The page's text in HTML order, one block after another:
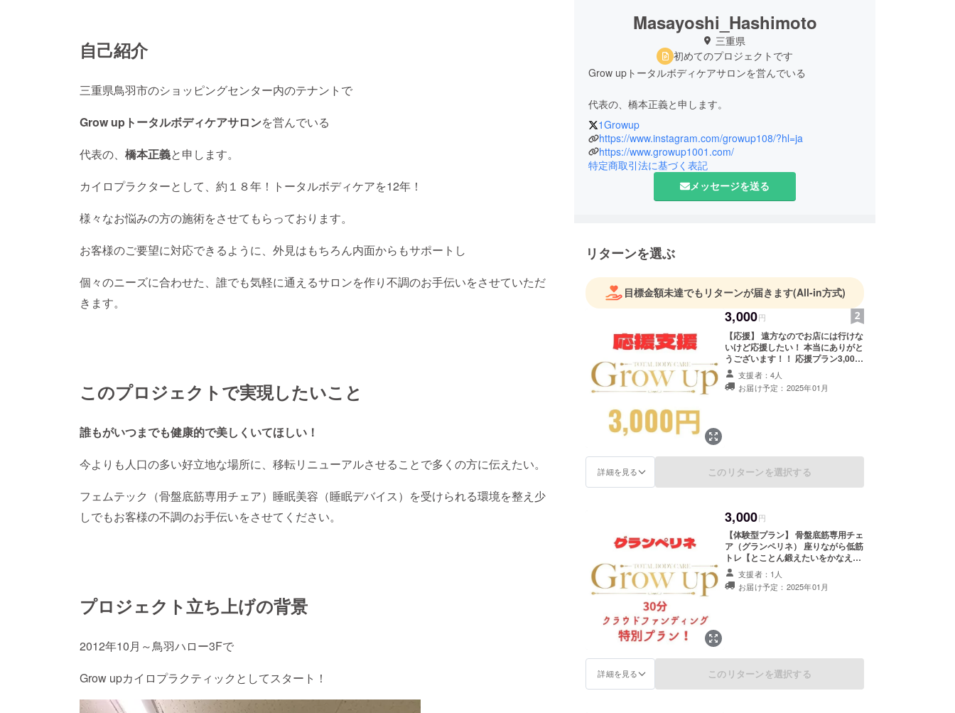
自己紹介
三重県鳥羽市のショッピングセンター内のテナントで
Grow upトータルボディケアサロンを営んでいる
代表の、 橋本正義と申します。
カイロプラクターとして、約１８年！トータルボディケアを12年！
様々なお悩みの方の施術をさせてもらっております。
お客様のご要望に対応できるように、外見はもちろん内面からもサポートし
個々のニーズに合わせた、誰でも気軽に通えるサロンを作り不調のお手伝いをさせていただ
きます。
このプロジェクトで実現したいこと
誰もがいつまでも健康的で美しくいてほしい！
今よりも人口の多い好立地な場所に、移転リニューアルさせることで多くの方に伝えたい。
フェムテック（骨盤底筋専用チェア）睡眠美容（睡眠デバイス）を受けられる環境を整え少
しでもお客様の不調のお手伝いをさせてください。
プロジェクト立ち上げの背景
2012年10月～鳥羽ハロー3Fで
Grow upカイロプラクティックとしてスタート！
Masayoshi_Hashimoto
三重県
初めてのプロジェクトです
Grow upトータルボディケアサロンを営んでいる
代表の、橋本正義と申します。
カイロプラクターとして、約１８年！トータルボディケアを
12年！
様々なお悩みの方の施術をさせてもらっております。
個々のニーズに合わせた、誰でも気軽に通えるサロンを作り
不調のお手伝いをさせていただきます。
1Growup
https://www.instagram.com/growup108/?hl=ja
https://www.growup1001.com/
特定商取引法に基づく表記
メッセージを送る
リターンを選ぶ
目標金額未達でもリターンが届きます(All-in方式)
3,000円
【応援】 遠方なのでお店には行けな
いけど応援したい！ 本当にありがと
うございます︎！！ 応援プラン3,000
円 ご支援頂いた方の任意のお名前を
掲載したボードをお店に飾らせてい
ただきます。 ・掲載期間：25年1月
ださい（掲載を希望しない方は無し
とご記入ください）
支援者：4人
お届け予定：2025年01月
詳細を見る このリターンを選択する
3,000円
【体験型プラン】 骨盤底筋専用チェ
ア（グランペリネ） 座りながら低筋
トレ【とことん鍛えたいをかなえ
る】 『脱がない』『動かない』『疲
れない』 運動嫌いな方ほど変化に気
づく。 たった30分の骨盤底筋専用
に基づく医療、診療行為ではござい
ません。効果には個人差がございま
すことをあらかじめご了承くださ
い。」 ・有効期間：2025年1月2
支援者：1人
お届け予定：2025年01月
詳細を見る このリターンを選択する